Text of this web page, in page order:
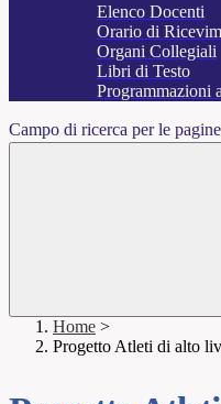
Elenco Docenti
Orario di
Organi Collegiali
Libri di Testo
Programmazioni
Campo di ricerca per le
Home >
Progetto Atleti di alto